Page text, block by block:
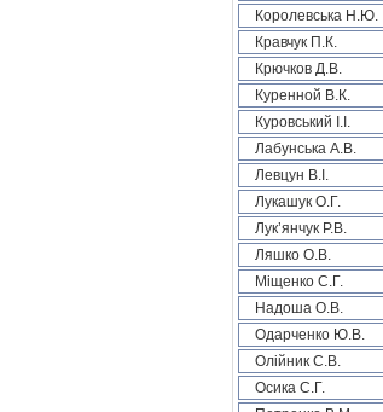
Королевська Н.Ю.
Кравчук П.К.
Крючков Д.В.
Куренной В.К.
Куровський І.І.
Лабунська А.В.
Левцун В.І.
Лукашук О.Г.
Лук’янчук Р.В.
Ляшко О.В.
Міщенко С.Г.
Надоша О.В.
Одарченко Ю.В.
Олійник С.В.
Осика С.Г.